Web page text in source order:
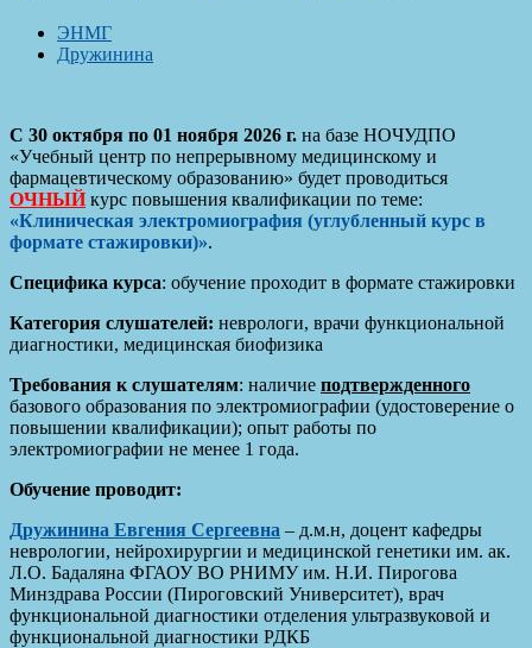
ЭНМГ
Дружинина
С 30 октября по 01 ноября 2026 г. на базе НОЧУДПО
«Учебный центр по непрерывному медицинскому и
фармацевтическому образованию» будет проводиться
ОЧНЫЙ курс повышения квалификации по теме:
«Клиническая электромиография (углубленный курс в
формате стажировки)».
Специфика курса: обучение проходит в формате стажировки
Категория слушателей: неврологи, врачи функциональной
диагностики, медицинская биофизика
Требования к слушателям: наличие подтвержденного
базового образования по электромиографии (удостоверение о
повышении квалификации); опыт работы по
электромиографии не менее 1 года.
Обучение проводит:
Дружинина Евгения Сергеевна – д.м.н, доцент кафедры
неврологии, нейрохирургии и медицинской генетики им. ак.
Л.О. Бадаляна ФГАОУ ВО РНИМУ им. Н.И. Пирогова
Минздрава России (Пироговский Университет), врач
функциональной диагностики отделения ультразвуковой и
функциональной диагностики РДКБ